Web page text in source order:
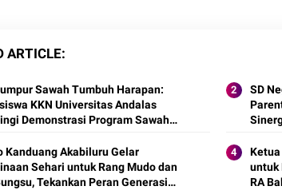
ARTICLE
Sawah Tumbuh Harapan:
KKN Universitas Andalas
Demonstrasi Program Sawah
SD
Kanduang Akabiluru Gelar
Sehari untuk Rang Mudo dan
Tekankan Peran Generasi
Ketua
untuk
RA